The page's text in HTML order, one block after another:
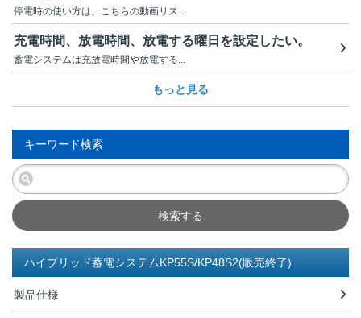
停電時の使い方は、こちらの動画リス...
充電時間、放電時間、放電する曜日を設定したい。
蓄電システムは充放電時間や放電する...
もっと見る
キーワード検索
検索する
ハイブリッド蓄電システムKP55S/KP48S2(販売終了)
製品仕様